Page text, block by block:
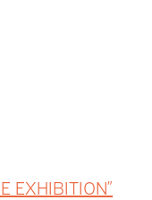
EXHIBITION”